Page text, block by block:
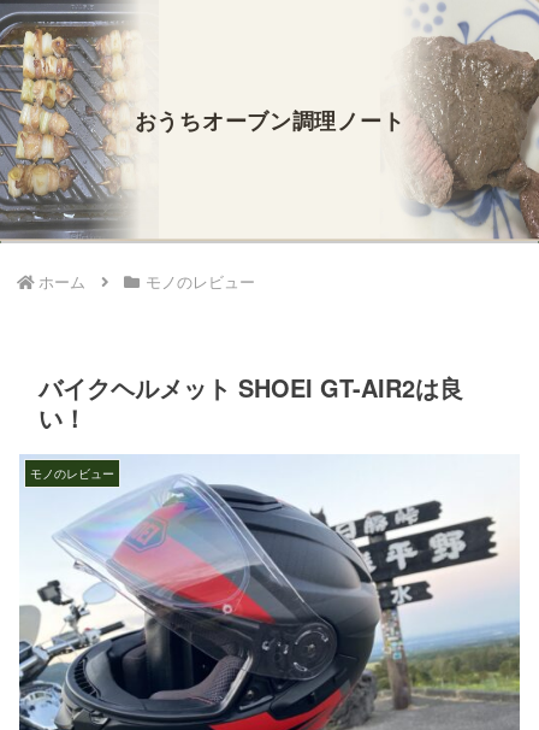
おうちオーブン調理ノート
ホーム モノのレビュー
バイクヘルメット SHOEI GT-AIR2は良
い！
モノのレビュー